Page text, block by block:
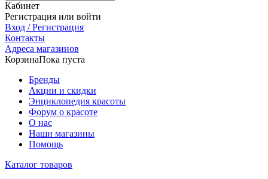
Кабинет
Регистрация или войти
Вход / Регистрация
Контакты
Адреса магазинов
КорзинаПока пуста
Бренды
Акции и скидки
Энциклопедия красоты
Форум о красоте
О нас
Наши магазины
Помощь
Каталог товаров